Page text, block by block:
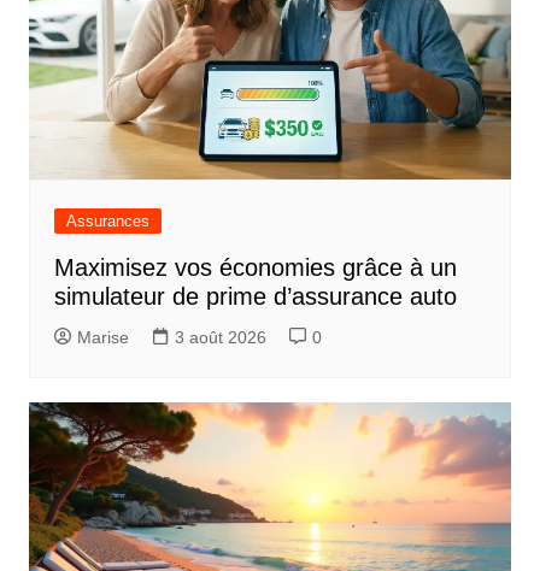
Assurances
Maximisez vos économies grâce à un
simulateur de prime d’assurance auto
Marise 3 août 2026 0